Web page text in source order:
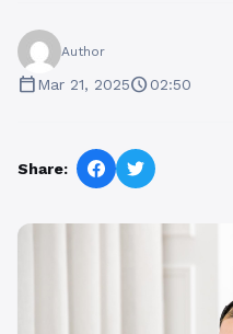
Author
calendar_todayMar 21, 2025schedule02:50
Share: